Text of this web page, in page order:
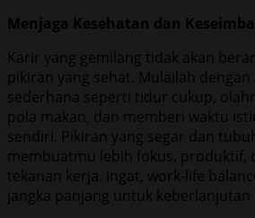
Menjaga Kesehatan dan
Karir yang gemilang tidak akan
pikiran yang sehat. Mulailah dengan
sederhana seperti tidur cukup,
pola makan, dan memberi waktu
sendiri. Pikiran yang segar dan
membuatmu lebih fokus, produktif,
tekanan kerja. Ingat, work-life
jangka panjang untuk